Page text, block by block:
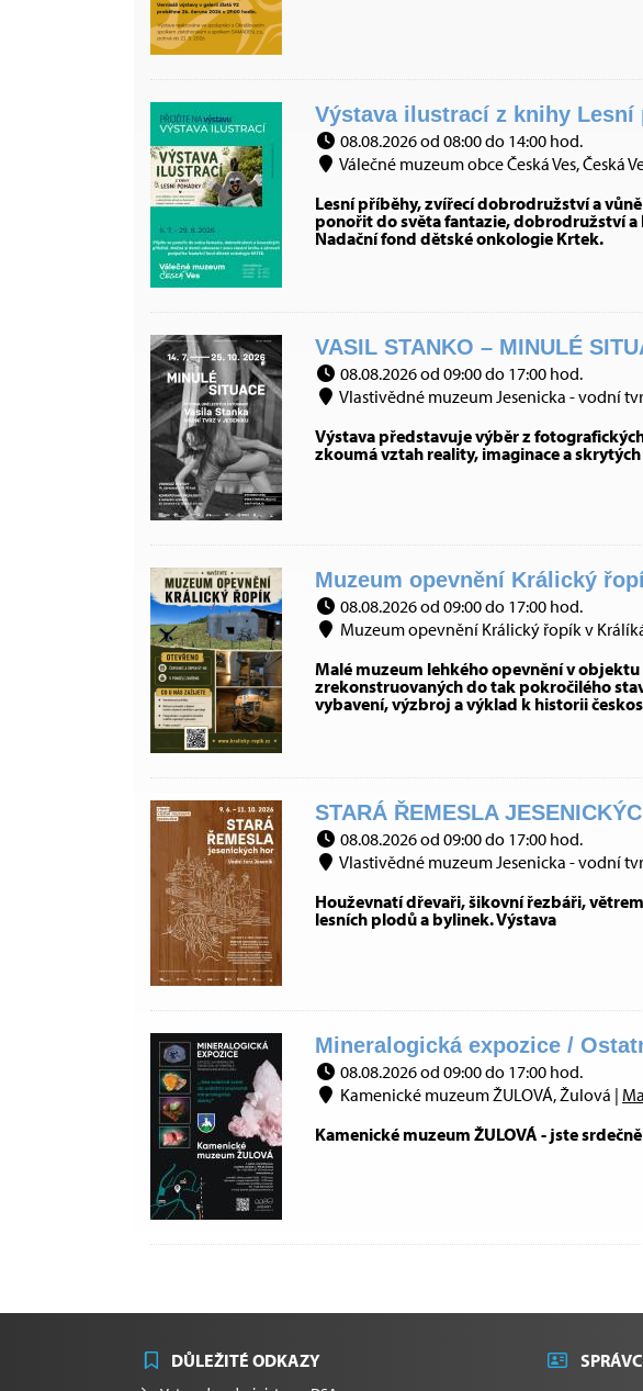
Výstava ilustrací z knihy Lesní
08.08.2026 od 08:00 do 14:00 hod.
Válečné muzeum obce Česká Ves, Česká
Lesní příběhy, zvířecí dobrodružství a
ponořit do světa fantazie, dobrodružství
Nadační fond dětské onkologie Krtek.
VASIL STANKO – MINULÉ
08.08.2026 od 09:00 do 17:00 hod.
Vlastivědné muzeum Jesenicka - vodní
Výstava představuje výběr z
zkoumá vztah reality, imaginace a
Muzeum opevnění Králický
08.08.2026 od 09:00 do 17:00 hod.
Muzeum opevnění Králický řopík v
Malé muzeum lehkého opevnění v
zrekonstruovaných do tak pokročilého
vybavení, výzbroj a výklad k historii
STARÁ ŘEMESLA
08.08.2026 od 09:00 do 17:00 hod.
Vlastivědné muzeum Jesenicka - vodní
Houževnatí dřevaři, šikovní řezbáři,
lesních plodů a bylinek. Výstava
Mineralogická expozice /
08.08.2026 od 09:00 do 17:00 hod.
Kamenické muzeum ŽULOVÁ, Žulová |
Kamenické muzeum ŽULOVÁ - jste
DŮLEŽITÉ ODKAZY